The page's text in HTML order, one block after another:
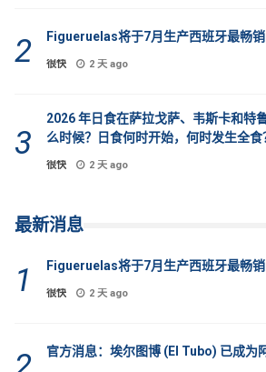
Figueruelas将于7月生产西班牙最畅销
很快 2 天 ago
2026 年日食在萨拉戈萨、韦斯卡和特
么时候？日食何时开始，何时发生全食
很快 2 天 ago
最新消息
Figueruelas将于7月生产西班牙最畅销
很快 2 天 ago
官方消息：埃尔图博 (El Tubo) 已成为